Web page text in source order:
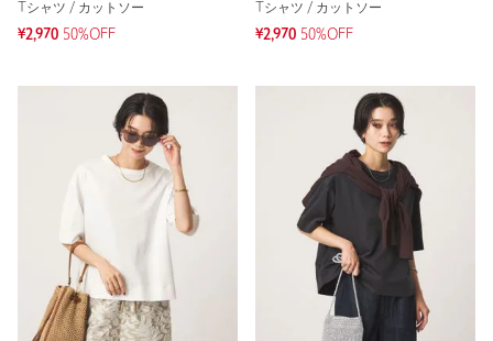
Tシャツ / カットソー
¥2,970 50%OFF
Tシャツ / カットソー
¥2,970 50%OFF